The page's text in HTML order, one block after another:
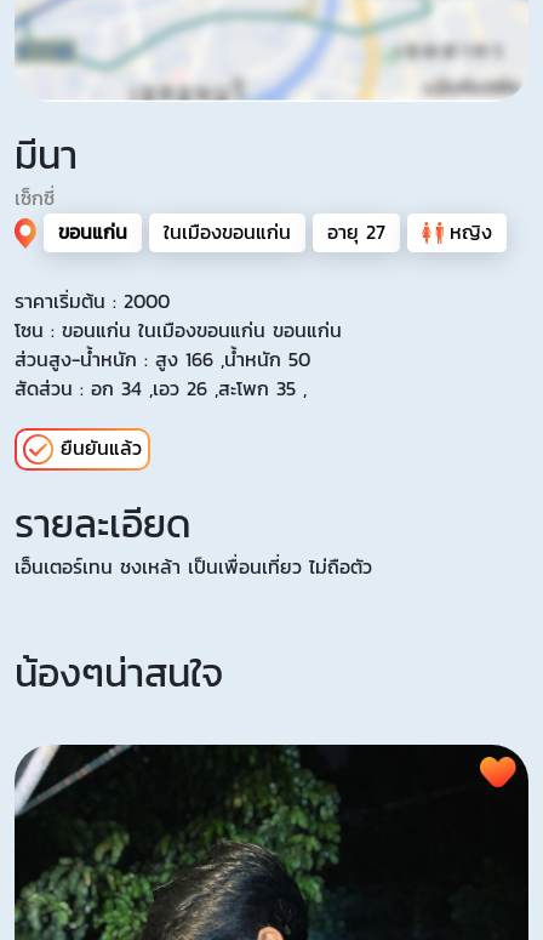
มีนา
เซ็กซี่
ขอนแก่น
ในเมืองขอนแก่น อายุ 27 หญิง
ราคาเริ่มต้น : 2000
โซน : ขอนแก่น ในเมืองขอนแก่น ขอนแก่น
ส่วนสูง-น้ำหนัก : สูง 166 ,น้ำหนัก 50
สัดส่วน : อก 34 ,เอว 26 ,สะโพก 35 ,
ยืนยันแล้ว
รายละเอียด
เอ็นเตอร์เทน ชงเหล้า เป็นเพื่อนเที่ยว ไม่ถือตัว
น้องๆน่าสนใจ